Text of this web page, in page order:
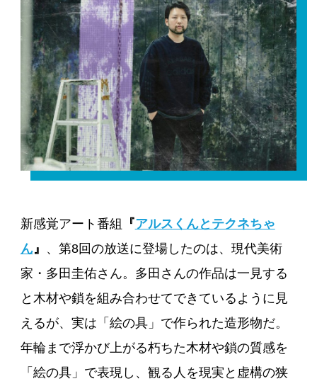
新感覚アート番組 『アルスくんとテクネちゃ
ん』 、第8回の放送に登場したのは、現代美術
家・多田圭佑さん。多田さんの作品は一見する
と木材や鎖を組み合わせてできているように見
えるが、実は「絵の具」で作られた造形物だ。
年輪まで浮かび上がる朽ちた木材や鎖の質感を
「絵の具」で表現し、観る人を現実と虚構の狭